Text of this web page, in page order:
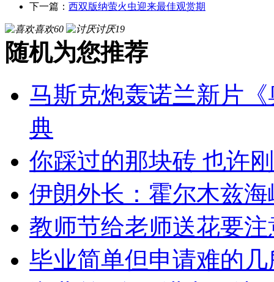
下一篇： 西双版纳萤火虫迎来最佳观赏期
喜欢60 讨厌19
随机为您推荐
马斯克炮轰诺兰新片
典
你踩过的那块砖 也许
伊朗外长：霍尔木兹
教师节给老师送花要
毕业简单但申请难的